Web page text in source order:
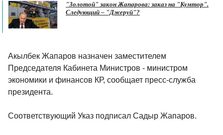
"Золотой" закон Жапарова: заказ на "Кумтор".
Следующий – "Джеруй"?
Акылбек Жапаров назначен заместителем
Председателя Кабинета Министров - министром
экономики и финансов КР, сообщает пресс-служба
президента.
Соответствующий Указ подписал Садыр Жапаров.